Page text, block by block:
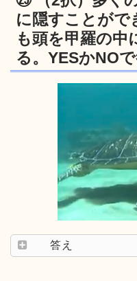
に隠すことがで
も頭を甲羅の中
る。YESかNO
答え